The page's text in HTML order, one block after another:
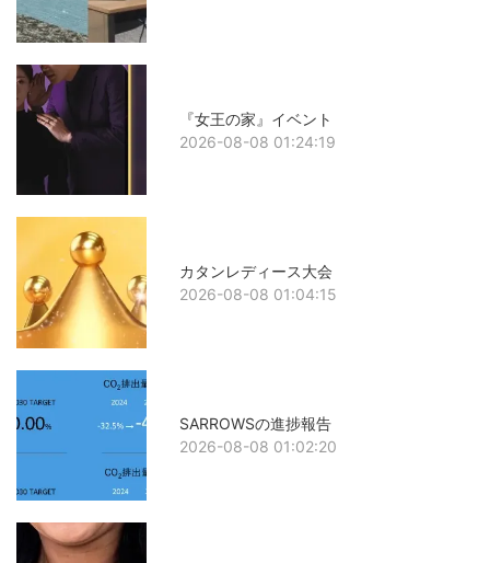
『女王の家』イベント
2026-08-08 01:24:19
カタンレディース大会
2026-08-08 01:04:15
SARROWSの進捗報告
2026-08-08 01:02:20